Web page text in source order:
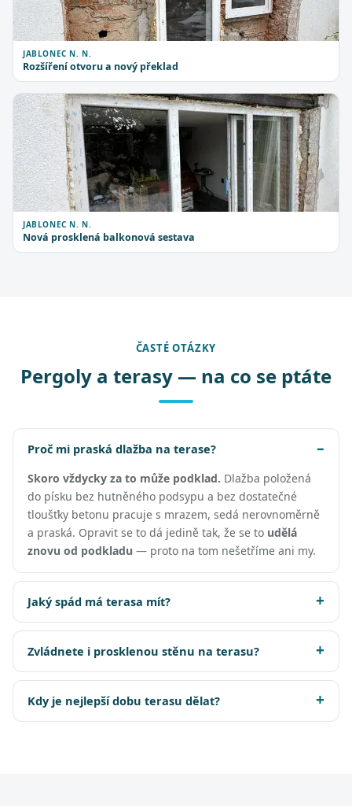
JABLONEC N. N.
Rozšíření otvoru a nový překlad
JABLONEC N. N.
Nová prosklená balkonová sestava
ČASTÉ OTÁZKY
Pergoly a terasy — na co se ptáte
Proč mi praská dlažba na terase?
Skoro vždycky za to může podklad. Dlažba položená
do písku bez hutněného podsypu a bez dostatečné
tloušťky betonu pracuje s mrazem, sedá nerovnoměrně
a praská. Opravit se to dá jedině tak, že se to udělá
znovu od podkladu — proto na tom nešetříme ani my.
Jaký spád má terasa mít?
Zvládnete i prosklenou stěnu na terasu?
Kdy je nejlepší dobu terasu dělat?